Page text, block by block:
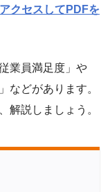
クセスしてPDFを
業員満足度」や
などがあります。
解説しましょう。